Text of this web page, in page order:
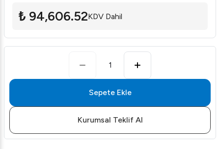
₺ 94,606.52KDV Dahil
1
Sepete Ekle
Kurumsal Teklif Al